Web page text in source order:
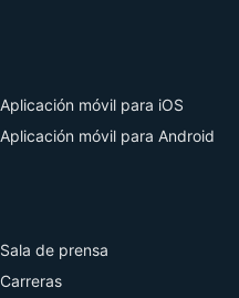
Aplicación móvil para iOS
Aplicación móvil para Android
Sala de prensa
Carreras